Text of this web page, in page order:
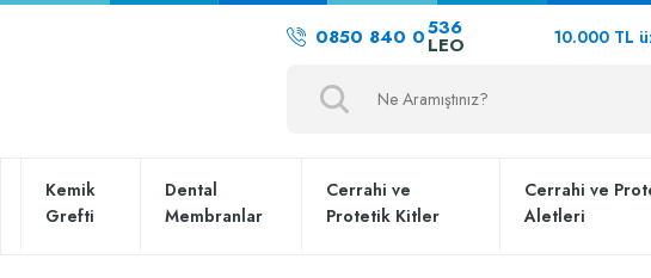
0850 840 0536
LEO 10.000 TL
Kemik
Grefti
Dental
Membranlar
Cerrahi ve
Protetik Kitler
Cerrahi ve
Aletleri